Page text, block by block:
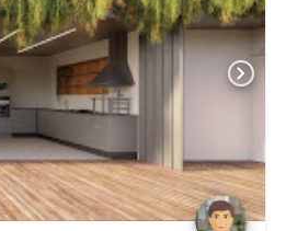
chevron_right